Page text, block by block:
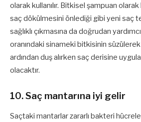
olarak kullanılır. Bitkisel şampuan
saç dökülmesini önlediği gibi yeni saç
sağlıklı çıkmasına da doğrudan
oranındaki sinameki bitkisinin süzülerek
ardından duş alırken saç derisine
olacaktır.
10. Saç mantarına iyi gelir
Saçtaki mantarlar zararlı bakteri